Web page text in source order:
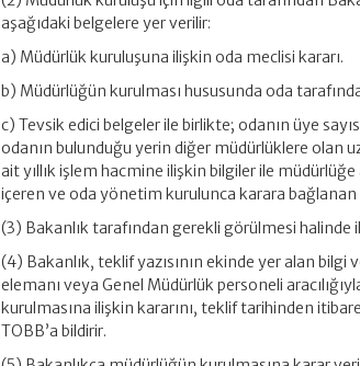
aşağıdaki belgelere yer verilir:
a) Müdürlük kuruluşuna ilişkin oda meclisi kararı.
b) Müdürlüğün kurulması hususunda oda
c) Tevsik edici belgeler ile birlikte; odanın üye
odanın bulunduğu yerin diğer müdürlüklere olan
ait yıllık işlem hacmine ilişkin bilgiler ile müdürlüğe
içeren ve oda yönetim kurulunca karara bağlanan
(3) Bakanlık tarafından gerekli görülmesi halinde
(4) Bakanlık, teklif yazısının ekinde yer alan
elemanı veya Genel Müdürlük personeli
kurulmasına ilişkin kararını, teklif tarihinden
TOBB’a bildirir.